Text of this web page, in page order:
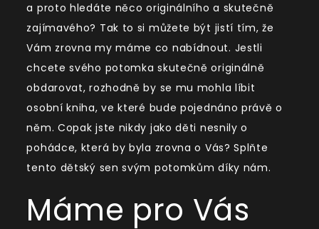
a proto hledáte něco originálního a skutečně
zajímavého? Tak to si můžete být jistí tím, že
Vám zrovna my máme co nabídnout. Jestli
chcete svého potomka skutečně originálně
obdarovat, rozhodně by se mu mohla líbit
osobní kniha, ve které bude pojednáno právě o
něm. Copak jste nikdy jako děti nesnily o
pohádce, která by byla zrovna o Vás? Splňte
tento dětský sen svým potomkům díky nám.
Máme pro Vás